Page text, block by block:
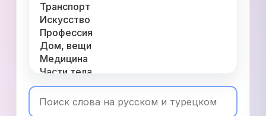
Транспорт
Искусство
Профессия
Дом, вещи
Медицина
Части тела
Одежда
Время